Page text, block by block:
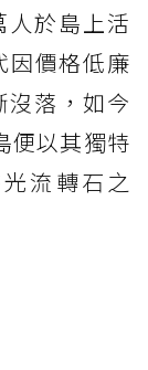
於島上活
因價格低廉
落，如今
便以其獨特
流轉石之